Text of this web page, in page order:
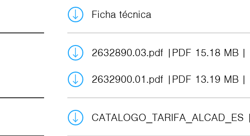
Ficha técnica
2632890.03.pdf PDF 15.18 MB
2632900.01.pdf PDF 13.19 MB
CATALOGO_TARIFA_ALCAD_ES